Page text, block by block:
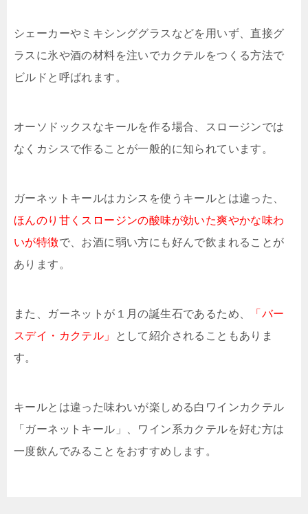
シェーカーやミキシンググラスなどを用いず、直接グ
ラスに氷や酒の材料を注いでカクテルをつくる方法で
ビルドと呼ばれます。
オーソドックスなキールを作る場合、スロージンでは
なくカシスで作ることが一般的に知られています。
ガーネットキールはカシスを使うキールとは違った、
ほんのり甘くスロージンの酸味が効いた爽やかな味わ
いが特徴で、お酒に弱い方にも好んで飲まれることが
あります。
また、ガーネットが１月の誕生石であるため、
「バー
スデイ・カクテル」
として紹介されることもありま
す。
キールとは違った味わいが楽しめる白ワインカクテル
「ガーネットキール」、ワイン系カクテルを好む方は
一度飲んでみることをおすすめします。